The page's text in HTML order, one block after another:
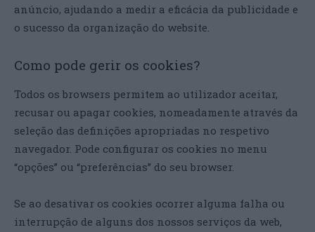
anúncio, ajudando a medir a eficácia da publicidade e
o sucesso da organização do website.
Como pode gerir os cookies?
Todos os browsers permitem ao utilizador aceitar,
recusar ou apagar cookies, nomeadamente através da
seleção das definições apropriadas no respetivo
navegador. Pode configurar os cookies no menu
“opções” ou “preferências” do seu browser.
Se ao desativar os cookies ocorrer alguma falha ou
interrupção de alguns dos nossos serviços da web,